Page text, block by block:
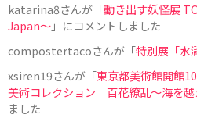
katarina8さんが「動き出す妖怪展
Japan〜」にコメントしました
compostertacoさんが「特別展「水
xsiren19さんが「東京都美術館開館
美術コレクション 百花繚乱～海を越
ました